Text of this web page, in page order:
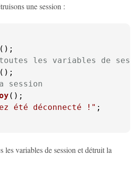
une session :
les variables de
session
été déconnecté !"
les variables de session et détruit la